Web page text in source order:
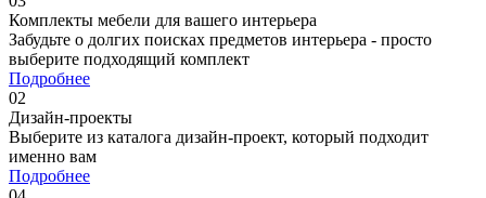
Комплекты мебели для вашего интерьера
Забудьте о долгих поисках предметов интерьера - просто
выберите подходящий комплект
Подробнее
02
Дизайн-проекты
Выберите из каталога дизайн-проект, который подходит
именно вам
Подробнее